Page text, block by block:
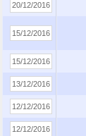
20/12/2016
15/12/2016
15/12/2016
13/12/2016
12/12/2016
12/12/2016